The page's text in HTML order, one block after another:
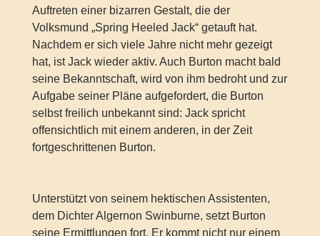
Auftreten einer bizarren Gestalt, die der
Volksmund „Spring Heeled Jack“ getauft hat.
Nachdem er sich viele Jahre nicht mehr gezeigt
hat, ist Jack wieder aktiv. Auch Burton macht bald
seine Bekanntschaft, wird von ihm bedroht und zur
Aufgabe seiner Pläne aufgefordert, die Burton
selbst freilich unbekannt sind: Jack spricht
offensichtlich mit einem anderen, in der Zeit
fortgeschrittenen Burton.
Unterstützt von seinem hektischen Assistenten,
dem Dichter Algernon Swinburne, setzt Burton
seine Ermittlungen fort. Er kommt nicht nur einem